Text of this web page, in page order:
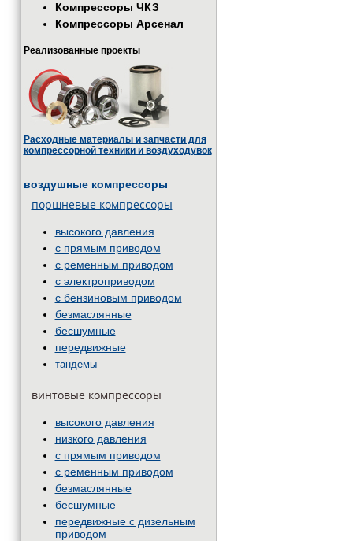
Компрессоры ЧКЗ
Компрессоры Арсенал
Реализованные проекты
Расходные материалы и запчасти для
компрессорной техники и воздуходувок
воздушные компрессоры
поршневые компрессоры
высокого давления
с прямым приводом
с ременным приводом
с электроприводом
с бензиновым приводом
безмаслянные
бесшумные
передвижные
тандемы
винтовые компрессоры
высокого давления
низкого давления
с прямым приводом
с ременным приводом
безмаслянные
бесшумные
передвижные c дизельным
приводом